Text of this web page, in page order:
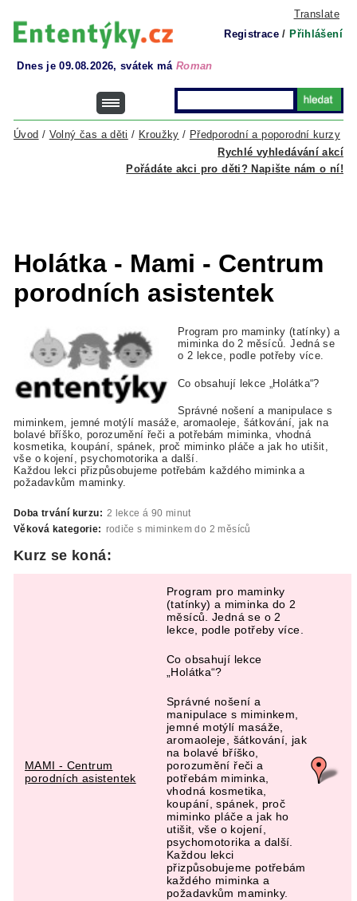
Translate
Registrace / Přihlášení
Dnes je 09.08.2026, svátek má Roman
Rychlé vyhledávání akcí
Úvod / Volný čas a děti / Kroužky / Předporodní a poporodní kurzy
Pořádáte akci pro děti? Napište nám o ní!
Holátka - Mami - Centrum
porodních asistentek
Program pro maminky (tatínky) a
miminka do 2 měsíců. Jedná se
o 2 lekce, podle potřeby více.
Co obsahují lekce „Holátka“?
Správné nošení a manipulace s
miminkem, jemné motýlí masáže, aromaoleje, šátkování, jak na
bolavé bříško, porozumění řeči a potřebám miminka, vhodná
kosmetika, koupání, spánek, proč miminko pláče a jak ho utišit,
vše o kojení, psychomotorika a další.
Každou lekci přizpůsobujeme potřebám každého miminka a
požadavkům maminky.
Doba trvání kurzu: 2 lekce á 90 minut
Věková kategorie: rodiče s miminkem do 2 měsíců
Kurz se koná:
MAMI - Centrum
porodních asistentek
Program pro maminky
(tatínky) a miminka do 2
měsíců. Jedná se o 2
lekce, podle potřeby více.
Co obsahují lekce
„Holátka“?
Správné nošení a
manipulace s miminkem,
jemné motýlí masáže,
aromaoleje, šátkování, jak
na bolavé bříško,
porozumění řeči a
potřebám miminka,
vhodná kosmetika,
koupání, spánek, proč
miminko pláče a jak ho
utišit, vše o kojení,
psychomotorika a další.
Každou lekci
přizpůsobujeme potřebám
každého miminka a
požadavkům maminky.